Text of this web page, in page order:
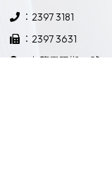
：2397 3181
：2397 3631
：九龍界限街52號